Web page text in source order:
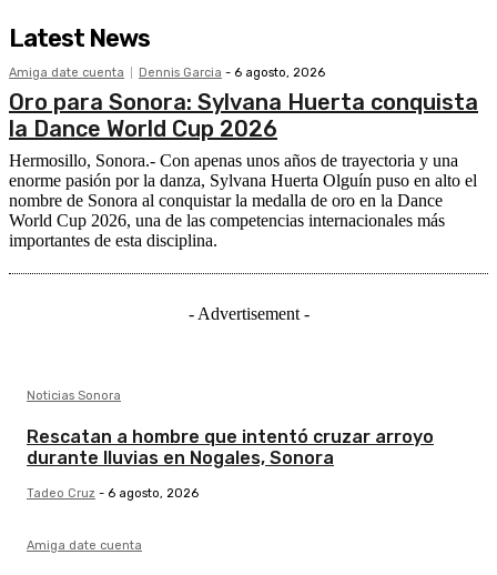
Latest News
Amiga date cuenta Dennis Garcia - 6 agosto, 2026
Oro para Sonora: Sylvana Huerta conquista
la Dance World Cup 2026
Hermosillo, Sonora.- Con apenas unos años de trayectoria y una
enorme pasión por la danza, Sylvana Huerta Olguín puso en alto el
nombre de Sonora al conquistar la medalla de oro en la Dance
World Cup 2026, una de las competencias internacionales más
importantes de esta disciplina.
- Advertisement -
Noticias Sonora
Rescatan a hombre que intentó cruzar arroyo
durante lluvias en Nogales, Sonora
Tadeo Cruz - 6 agosto, 2026
Amiga date cuenta